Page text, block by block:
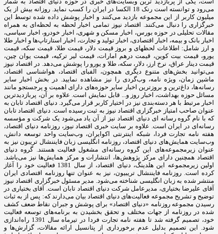
می‌رود و توانسته است رنک 18 الکسا در ایران را کسب نماید. روزانه بیش از یک
میلیون کاربر از این مجموعه بازدید می‌کنند و اخبار پوشش داده شده توسط این
خبرگزاری را دنبال می‌کنند. اقتصاد نیوز تمامی اخبار لحظه به لحظه‌ای به همراه
مقالات تحلیلی در حوزه بورس، اخبار مسکن و شهری، اخبار خودرو، اخبار سیاسی،
اخبار بانک و بیمه، اخبار اقتصادی، اخبار تولید و تجارت، اخبار استارتاپ‌ها و اخبار طلا
و ارز شامل: اطلاعات لحظهای و بروز قیمت دلار، قیمت طلا، قیمت سکه، قیمت
یورو، قیمت بیت کوین، قیمت درهم امارات، قیمت لیر ترکیه، قیمت یوان چین،
قیمت دینار عراق، نرخ ارز، دلار، سکه، طلا و یورو را پوشش می‌دهد. در اقتصاد نیوز
می‌توانید بخش‌های متنوع دیگری همچون، الفبای اقتصاد، هواشناسی اقتصاد،
ماشین زمان، ویژه نامه، وب‌گردی را نیز مشاهده نمایید. در بخش اخبار سایر
رسانه‌ها، داغ‌ترین و بروزترین اخبار سایر حوزه‌های دارای اهمیت و پرجستجو مانند
مسائل حوزه بهداشت، اخبار روز و... قابل نمایش است. علاوه بر آن، پربازدیدترین
اخبار مرتبط با هر دسته‌بندی نیز در اختیار کاربر قرار می‌گیرد. دنیای اقتصاد تابان به
عنوان صاحب امتیاز خبرگزاری اقتصاد نیوز به ثبت رسیده است. دنیای اقتصاد تابان
که با نام گروه رسانه ای دنیای اقتصاد نیز از آن یاد می‌شود یک شرکت و مؤسسه
رسانه‌ای در ایران است. علاوه بر سایت خبری اقتصاد نیوز، روزنامه دنیای اقتصاد،
هفته ‌نامه تجارت فردا، شبکه اینترنتی اکوایران، وب‌سایت واحد توسعه دانش،
وب‌سایت همایش‌های دنیای اقتصاد، روزنامه انگلیسی ‌زبان فایننشال تریبون نیز به
عنوان زیرمجموعه‌های این گروه رسانه‌ای مشغول فعالیت هستند. گروه دنیای
اقتصاد همچنین دارای مرکز پژوهش‌ها، انتشارات و مرکز همایش‌ها نیز می‌باشد.
اولین زیرمجموعه این هلدینگ، دنیای اقتصاد، از سال 1381 فعالیت خود را آغاز
کرده است. روزنامه فایننشال تریبیون، نیز به عنوان تنها روزنامه اقتصادی ایران
منتشر شده به زبان انگلیسی شناخته می‌شود. مدیر مسئول خبرگزاری اقتصاد نیوز
آقای علیرضا بختیاری، مدیرعامل شرکت دنیای اقتصاد تابان است. آقای بختیاری در
توضیح و تشریح مجموعه فعالیت‌های دنیای اقتصاد بیان می‌دارند که: پس از به ثبات
رسیدن مجموعه روزنامه «دنیای اقتصاد» برای پوشش و جبران نقاط ضعف کشف
شده در روزنامه از جهات مختلف و تحقق بخشیدن به برنامه‌های توسعه فعالیت
خود، تصمیم گرفته شد تا هفته نامه تجارت فردا در تیرماه سال 1391 راه‌اندازی
شود. این تصمیم بدلیل عدم برخورداری از پتانسیل ارائه مقالات، گزارش‌ها و